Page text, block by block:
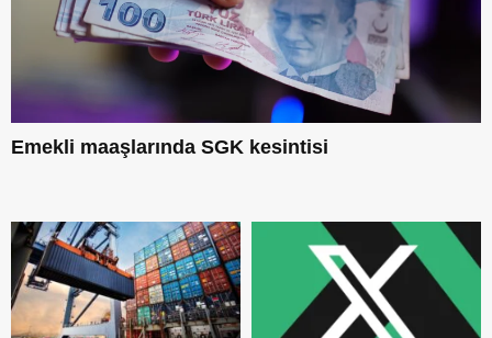
Emekli maaşlarında SGK kesintisi